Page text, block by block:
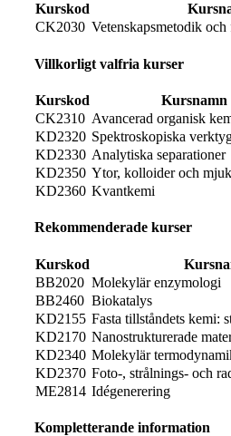
Kurskod
CK2030 Vetenskapsmetodik
Villkorligt valfria kurser
Kurskod Kursnamn
CK2310 Avancerad organisk
KD2320 Spektroskopiska
KD2330 Analytiska separationer
KD2350 Ytor, kolloider och
KD2360 Kvantkemi
Rekommenderade kurser
Kurskod
BB2020 Molekylär enzymologi
BB2460 Biokatalys
KD2155 Fasta tillståndets kemi:
KD2170 Nanostrukturerade
KD2340 Molekylär
KD2370 Foto-, strålnings- och
ME2814 Idégenerering
Kompletterande information